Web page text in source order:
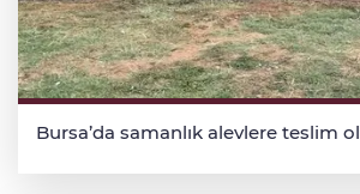
Bursa’da samanlık alevlere teslim